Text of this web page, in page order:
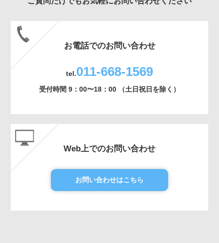
お電話でのお問い合わせ
tel.011-668-1569
受付時間 9：00〜18：00 （土日祝日を除く）
Web上でのお問い合わせ
お問い合わせはこちら